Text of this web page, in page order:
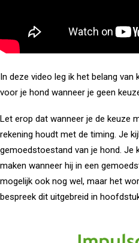
In deze video leg ik het belang
voor je hond wanneer je geen
Let erop dat wanneer je de keuze
rekening houdt met de timing. Je
gemoedstoestand van je hond. Je
maken wanneer hij in een
mogelijk ook nog wel, maar het
bespreek dit uitgebreid in